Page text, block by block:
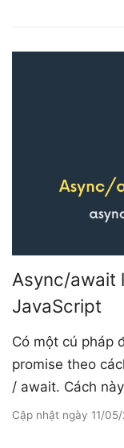
Async/await
JavaScript
Có một cú pháp
promise theo
/ await. Cách
Cập nhật ngày 11/